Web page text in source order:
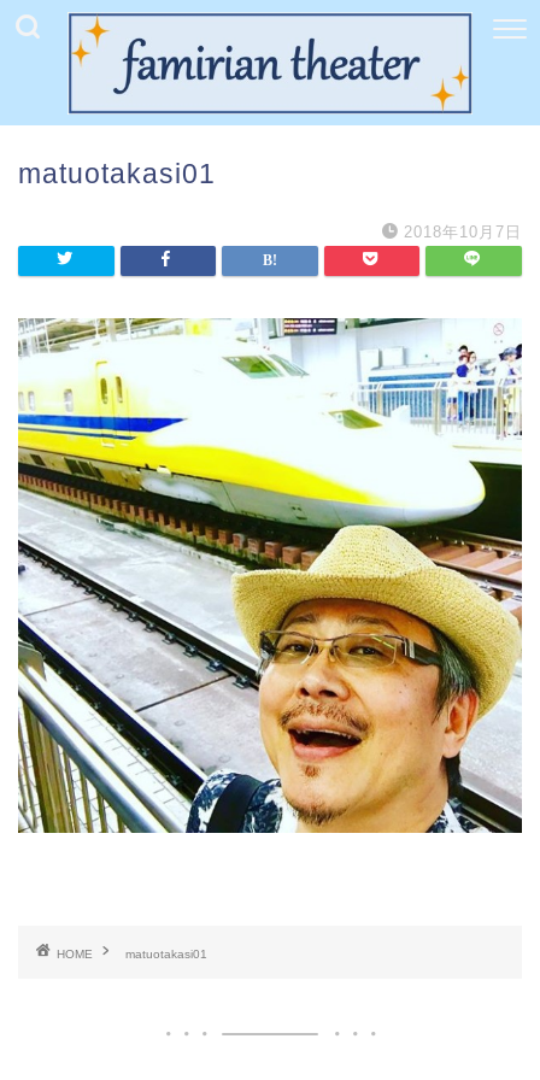
matuotakasi01
2018年10月7日
HOME matuotakasi01